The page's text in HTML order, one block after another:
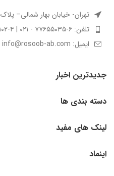
تهران- خیابان بهار شمالی– پلاک ۲۱۹- واحد ۲
تلفن: ۶-۷۷۶۵۵۰۳۵ - ۰۲۱ | ۴-۷۷۶۴۶۱۰۲ - ۰۲۱
ایمیل: info@rosoob-ab.com
جدیدترین اخبار
دسته بندی ها
لینک های مفید
اینماد